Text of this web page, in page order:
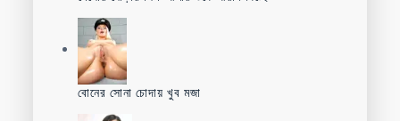
বোনের সোনা চোদায় খুব মজা